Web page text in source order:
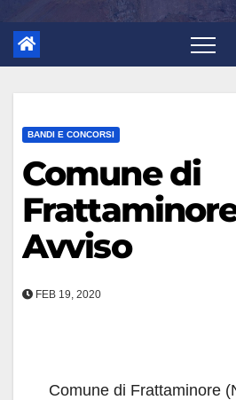
BANDI E CONCORSI
Comune di
Avviso
FEB 19, 2020
Comune di Frattaminore